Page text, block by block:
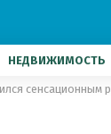
НЕДВИЖИМОСТЬ
сенсационным